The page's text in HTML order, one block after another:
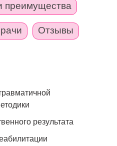
преимущества
Отзывы
результата